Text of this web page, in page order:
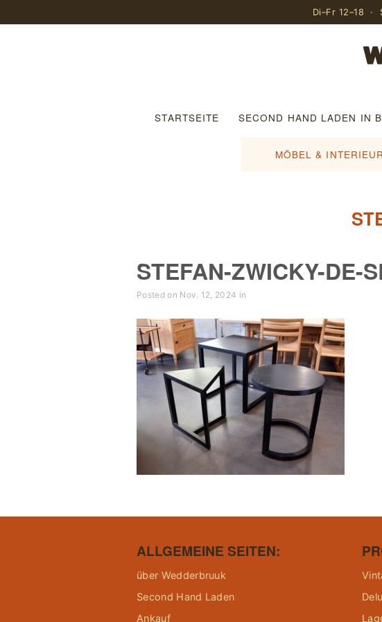
Di–Fr 12–18
STARTSEITE SECOND HAND LADEN IN
MÖBEL & INTERIEUR
STEFAN-ZWICKY-DE-
Posted on Nov. 12, 2024 in
ALLGEMEINE SEITEN:
über Wedderbruuk
Second Hand Laden
Ankauf